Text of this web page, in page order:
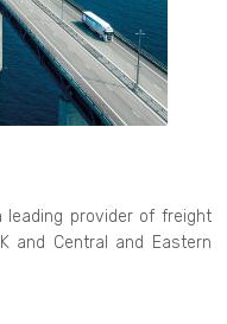
leading provider of freight
and Central and Eastern